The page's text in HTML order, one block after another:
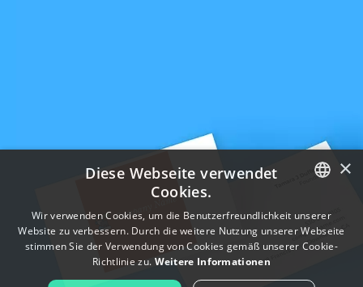
ENGLISH
FRENCH
×
Diese Webseite verwendet
Cookies.
Wir verwenden Cookies, um die Benutzerfreundlichkeit unserer
Website zu verbessern. Durch die weitere Nutzung unserer Webseite
stimmen Sie der Verwendung von Cookies gemäß unserer Cookie-
Richtlinie zu. Weitere Informationen